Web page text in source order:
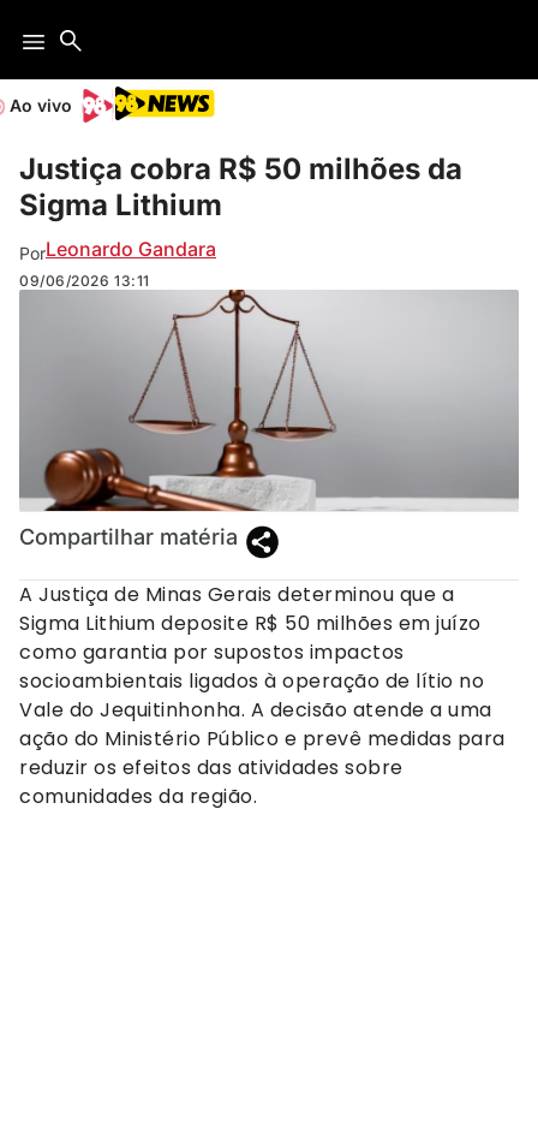
Ao vivo
Justiça cobra R$ 50 milhões da
Sigma Lithium
PorLeonardo Gandara
09/06/2026 13:11
Compartilhar matéria
A Justiça de Minas Gerais determinou que a
Sigma Lithium deposite R$ 50 milhões em juízo
como garantia por supostos impactos
socioambientais ligados à operação de lítio no
Vale do Jequitinhonha. A decisão atende a uma
ação do Ministério Público e prevê medidas para
reduzir os efeitos das atividades sobre
comunidades da região.